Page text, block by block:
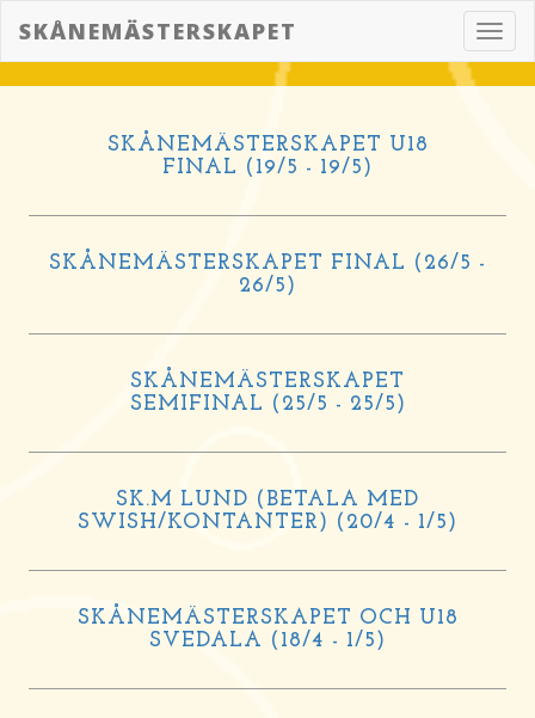
SKÅNEMÄSTERSKAPET
SKÅNEMÄSTERSKAPET U18
FINAL (19/5 - 19/5)
SKÅNEMÄSTERSKAPET FINAL (26/5 -
26/5)
SKÅNEMÄSTERSKAPET
SEMIFINAL (25/5 - 25/5)
SK.M LUND (BETALA MED
SWISH/KONTANTER) (20/4 - 1/5)
SKÅNEMÄSTERSKAPET OCH U18
SVEDALA (18/4 - 1/5)